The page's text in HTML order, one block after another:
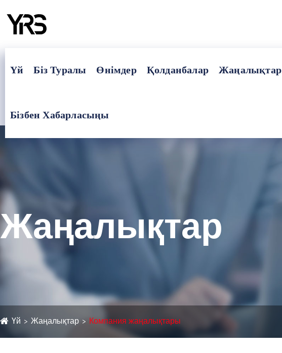
Үй Біз Туралы Өнімдер Қолданбалар Жаңалықтар
Бізбен Хабарласыңы
Жаңалықтар
Үй Жаңалықтар Компания жаңалықтары